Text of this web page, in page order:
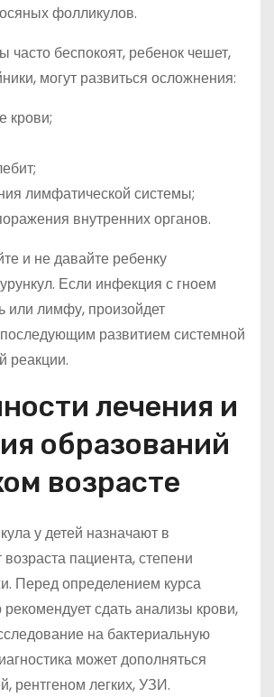
фолликулов.
часто беспокоят, ребенок чешет,
могут развиться осложнения:
крови;
лимфатической системы;
внутренних органов.
и не давайте ребенку
Если инфекция с гноем
или лимфу, произойдет
развитием системной
реакции.
лечения и
образований
возрасте
у детей назначают в
пациента, степени
Перед определением курса
рекомендует сдать анализы крови,
на бактериальную
может дополняться
рентгеном легких, УЗИ.